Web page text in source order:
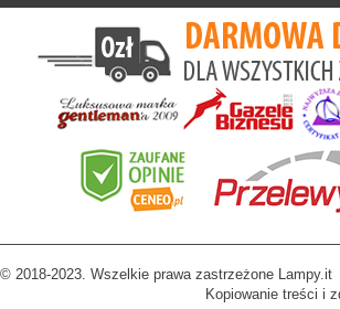
© 2018-2023. Wszelkie prawa zastrzeżone Lampy.it
Kopiowanie treści i